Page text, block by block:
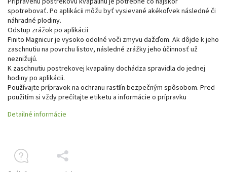
spotrebovať. Po aplikácii môžu byť vysievané akékoľvek následné či
náhradné plodiny.
Odstup zrážok po aplikácii
Finito Magnicur je vysoko odolné voči zmyvu dažďom. Ak dôjde k jeho
zaschnutiu na povrchu listov, následné zrážky jeho účinnosť už
neznižujú.
K zaschnutiu postrekovej kvapaliny dochádza spravidla do jednej
hodiny po aplikácii.
Používajte prípravok na ochranu rastlín bezpečným spôsobom. Pred
použitím si vždy prečítajte etiketu a informácie o prípravku
Detailné informácie